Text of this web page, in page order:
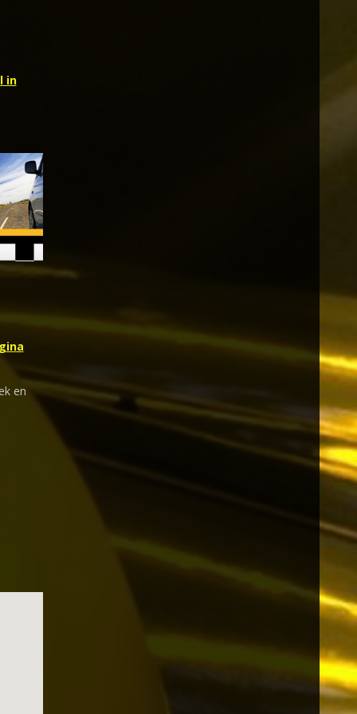
in
en